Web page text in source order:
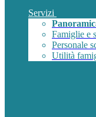
Servizi
Famiglie e
Personale
Utilità